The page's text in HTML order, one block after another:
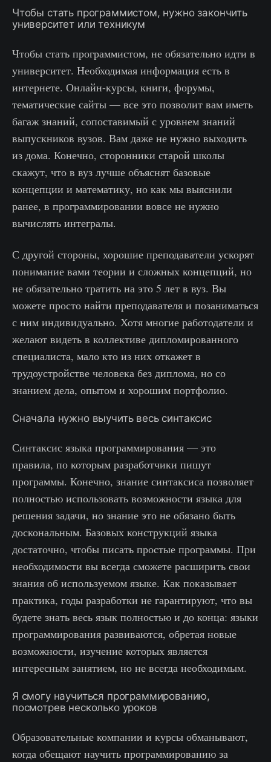
Чтобы стать программистом, нужно закончить
университет или техникум
Чтобы стать программистом, не обязательно идти в
университет. Необходимая информация есть в
интернете. Онлайн-курсы, книги, форумы,
тематические сайты — все это позволит вам иметь
багаж знаний, сопоставимый с уровнем знаний
выпускников вузов. Вам даже не нужно выходить
из дома. Конечно, сторонники старой школы
скажут, что в вуз лучше объяснят базовые
концепции и математику, но как мы выяснили
ранее, в программировании вовсе не нужно
вычислять интегралы.
С другой стороны, хорошие преподаватели ускорят
понимание вами теории и сложных концепций, но
не обязательно тратить на это 5 лет в вуз. Вы
можете просто найти преподавателя и позаниматься
с ним индивидуально. Хотя многие работодатели и
желают видеть в коллективе дипломированного
специалиста, мало кто из них откажет в
трудоустройстве человека без диплома, но со
знанием дела, опытом и хорошим портфолио.
Сначала нужно выучить весь синтаксис
Синтаксис языка программирования — это
правила, по которым разработчики пишут
программы. Конечно, знание синтаксиса позволяет
полностью использовать возможности языка для
решения задачи, но знание это не обязано быть
доскональным. Базовых конструкций языка
достаточно, чтобы писать простые программы. При
необходимости вы всегда сможете расширить свои
знания об используемом языке. Как показывает
практика, годы разработки не гарантируют, что вы
будете знать весь язык полностью и до конца: языки
программирования развиваются, обретая новые
возможности, изучение которых является
интересным занятием, но не всегда необходимым.
Я смогу научиться программированию,
посмотрев несколько уроков
Образовательные компании и курсы обманывают,
когда обещают научить программированию за